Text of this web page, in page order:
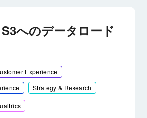
へのデータロード
Experience
Strategy & Research